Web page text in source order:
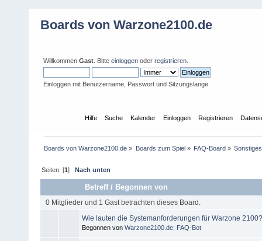
Boards von Warzone2100.de
Willkommen Gast . Bitte einloggen oder registrieren
Einloggen mit Benutzername, Passwort und Sitzungslänge
Hilfe Suche Kalender Einloggen Registrieren
Boards von Warzone2100.de » Boards zum Spiel» FAQ-Board» Sonstiges
Seiten: [1]Nach unten
Betreff/ Begonnen von
0 Mitglieder und 1 Gast betrachten dieses Board.
Wie lauten die Systemanforderungen für Warzone
Begonnen von Warzone2100.de: FAQ-Bot